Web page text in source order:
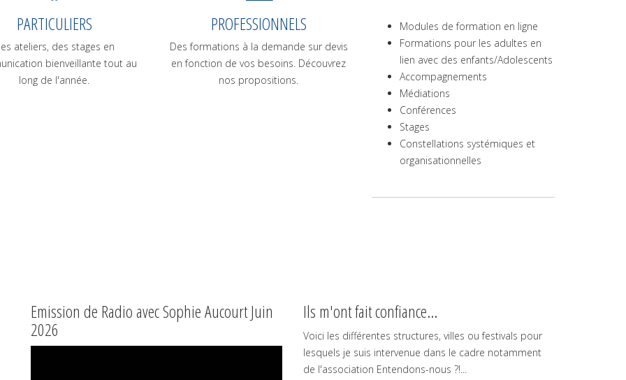
PARTICULIERS
ateliers, des stages en
bienveillante tout au
long de l'année.
PROFESSIONNELS
Des formations à la demande sur devis
en fonction de vos besoins. Découvrez
nos propositions.
Modules de formation en ligne
Formations pour les adultes en
lien avec des enfants/Adolescents
Accompagnements
Médiations
Conférences
Stages
Constellations systémiques et
organisationnelles
Emission de Radio avec Sophie Aucourt Juin
2026
Ils m'ont fait confiance...
Voici les différentes structures, villes ou festivals pour
lesquels je suis intervenue dans le cadre notamment
de l'association Entendons-nous ?!...